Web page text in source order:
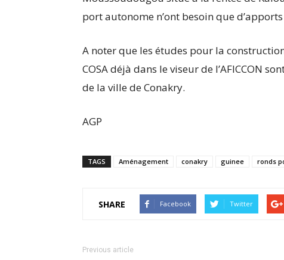
port autonome n’ont besoin que
A noter que les études pour la
COSA déjà dans le viseur de l’AFICCON
de la ville de Conakry.
AGP
TAGS Aménagement conakry guinee ronds
SHARE Facebook Twitter
Previous article